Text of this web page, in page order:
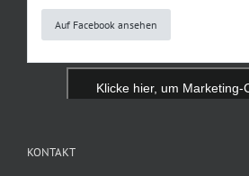
Auf Facebook ansehen
Klicke hier, um Marketing-
KONTAKT